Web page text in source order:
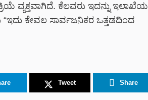
ವ್ಯಕ್ತವಾಗಿದೆ. ಕೆಲವರು ಇದನ್ನು ಇಲಾಖೆಯ
ಕೇವಲ ಸಾರ್ವಜನಿಕರ ಒತ್ತಡದಿಂದ
Tweet Share